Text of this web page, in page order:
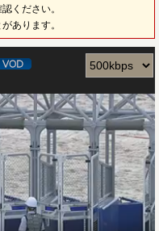
ください。
あります。